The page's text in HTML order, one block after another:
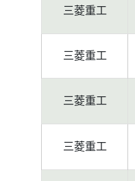
三菱重工
三菱重工
三菱重工
三菱重工